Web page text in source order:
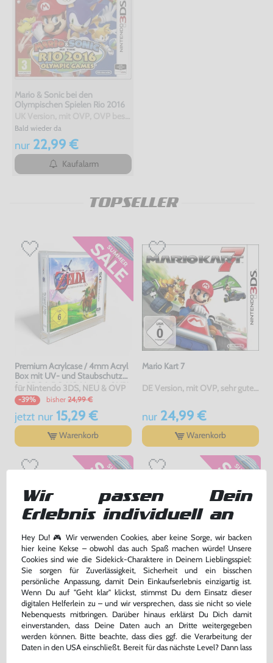
Mario & Sonic bei den
Olympischen Spielen Rio 2016
Bald wieder da
nur22,99 €
Kaufalarm
TOPSELLER
Premium Acrylcase / 4mm Acryl
Box mit UV- und Staubschutz
für 3DS & DS-US-Version OVP's
für Nintendo 3DS, NEU & OVP
-39% bisher 24,99 €
jetzt nur15,29 €
Warenkorb
Mario Kart 7
DE Version, mit OVP, sehr guter Zustand, gebraucht
nur24,99 €
Warenkorb
Original Nintendo Docking
Station / Ladestation / Charging
gebraucht
-60% bisher 8,99 €
jetzt nur3,60 €
Warenkorb
USB Transfer- / Ladekabel
[Dritthersteller]
gebraucht
-70% bisher 2,99 €
jetzt nur 0,90 €
Warenkorb
Wir passen Dein
Erlebnis individuell an
Hey Du! 🎮 Wir verwenden Cookies, aber keine Sorge, wir backen
hier keine Kekse – obwohl das auch Spaß machen würde! Unsere
Cookies sind wie die Sidekick-Charaktere in Deinem Lieblingsspiel:
Sie sorgen für Zuverlässigkeit, Sicherheit und ein bisschen
persönliche Anpassung, damit Dein Einkaufserlebnis einzigartig ist.
Wenn Du auf "Geht klar" klickst, stimmst Du dem Einsatz dieser
digitalen Helferlein zu – und wir versprechen, dass sie nicht so viele
Nebenquests mitbringen. Darüber hinaus erklärst Du Dich damit
einverstanden, dass Deine Daten auch an Dritte weitergegeben
werden können. Bitte beachte, dass dies ggf. die Verarbeitung der
Daten in den USA einschließt. Bereit für das nächste Level? Dann lass